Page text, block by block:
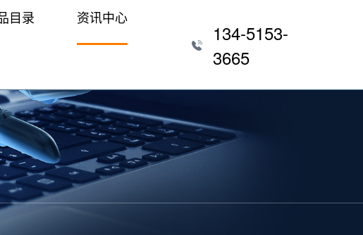
苏合作客户
目录
智能家电 江苏其他
资讯中心
常见问题
134-5153-
3665